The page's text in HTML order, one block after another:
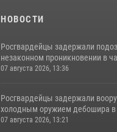
НОВОСТИ
Росгвардейцы задержали
незаконном проникновении в
07 августа 2026, 13:36
Росгвардейцы задержали
холодным оружием дебошира
07 августа 2026, 13:21